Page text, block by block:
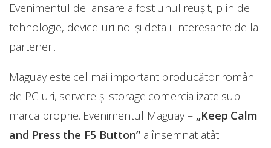
Evenimentul de lansare a fost unul reușit, plin de
tehnologie, device-uri noi și detalii interesante de la
parteneri.
Maguay este cel mai important producător român
de PC-uri, servere și storage comercializate sub
marca proprie. Evenimentul Maguay – „Keep Calm
and Press the F5 Button”a însemnat atât